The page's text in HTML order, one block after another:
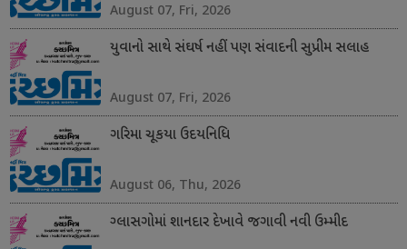
August 07, Fri, 2026
યુવાનો સાથે સંઘર્ષ નહીં પણ સંવાદની સુપ્રીમ સલાહ
August 07, Fri, 2026
ગરિમા ચૂકયા ઉદયનિધિ
August 06, Thu, 2026
ગ્લાસગોમાં શાનદાર દેખાવે જગાવી નવી ઉમ્મીદ